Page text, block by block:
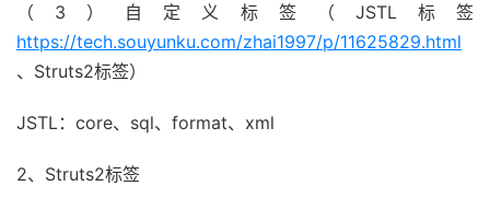
（3）自定义标签（JSTL标签
https://tech.souyunku.com/zhai1997/p/11625829.html
、Struts2标签）
JSTL：core、sql、format、xml
2、Struts2标签